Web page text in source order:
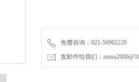
免费咨询：021-56902220
发邮件给我们：